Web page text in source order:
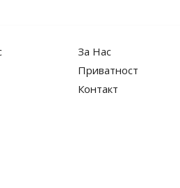
За Нас
Приватност
Контакт